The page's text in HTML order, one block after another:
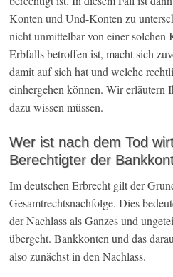
Konten und Und-Konten zu
nicht unmittelbar von einer solchen
Erbfalls betroffen ist, macht sich
damit auf sich hat und welche
einhergehen können. Wir erläutern
dazu wissen müssen.
Wer ist nach dem Tod
Berechtigter der
Im deutschen Erbrecht gilt der
Gesamtrechtsnachfolge. Dies
der Nachlass als Ganzes und
übergeht. Bankkonten und das
also zunächst in den Nachlass.